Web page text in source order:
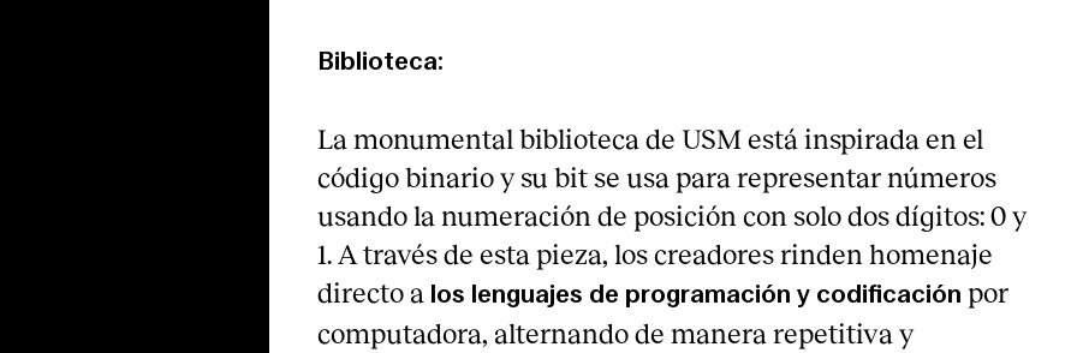
Biblioteca:
La monumental biblioteca de USM está inspirada en el
código binario y su bit se usa para representar números
usando la numeración de posición con solo dos dígitos: 0 y
1. A través de esta pieza, los creadores rinden homenaje
directo a los lenguajes de programación y codificación por
computadora, alternando de manera repetitiva y